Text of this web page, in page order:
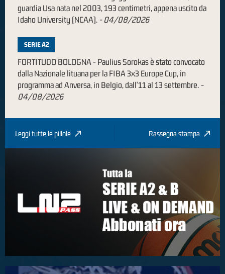
guardia Usa nata nel 2003, 193 centimetri, appena uscito da
Idaho University (NCAA). -04/08/2026
SERIE A2
FORTITUDO BOLOGNA - Paulius Sorokas è stato convocato
dalla Nazionale lituana per la FIBA 3x3 Europe Cup, in
programma ad Anversa, in Belgio, dall'11 al 13 settembre. -
04/08/2026
Leggi tutte le pillole Rassegna stampa